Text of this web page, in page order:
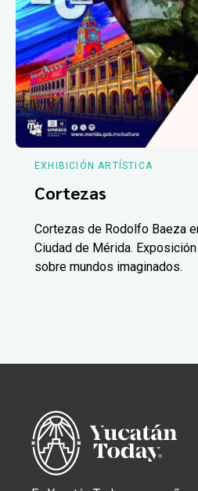
EXHIBICIÓN ARTÍSTICA
Cortezas
Cortezas de Rodolfo Baeza
Ciudad de Mérida.
sobre mundos imaginados.